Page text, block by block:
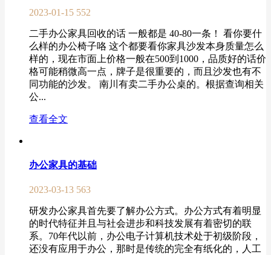
2023-01-15 552
二手办公家具回收的话 一般都是 40-80一条！ 看你要什
么样的办公椅子咯 这个都要看你家具沙发本身质量怎么
样的，现在市面上价格一般在500到1000，品质好的话价
格可能稍微高一点，牌子是很重要的，而且沙发也有不
同功能的沙发。 南川有卖二手办公桌的。根据查询相关
公...
查看全文
办公家具的基础
2023-03-13 563
研发办公家具首先要了解办公方式。办公方式有着明显
的时代特征并且与社会进步和科技发展有着密切的联
系。70年代以前，办公电子计算机技术处于初级阶段，
还没有应用于办公，那时是传统的完全有纸化的，人工